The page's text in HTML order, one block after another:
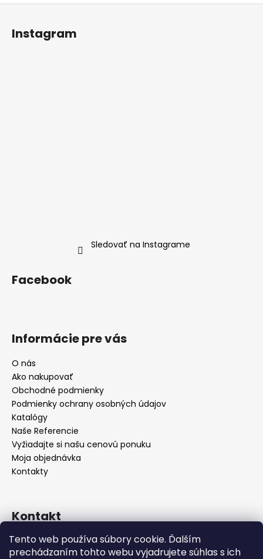
Tento web používa súbory cookie. Ďalším
prechádzaním tohto webu vyjadrujete súhlas s ich
Z
Instagram
Sledovať na Instagrame
Facebook
Informácie pre vás
O nás
Ako nakupovať
Obchodné podmienky
Podmienky ochrany osobných údajov
Katalógy
Naše Referencie
Vyžiadajte si našu cenovú ponuku
Moja objednávka
Kontakty
Kontakt
info@seevey.sk
+421 907 167 346